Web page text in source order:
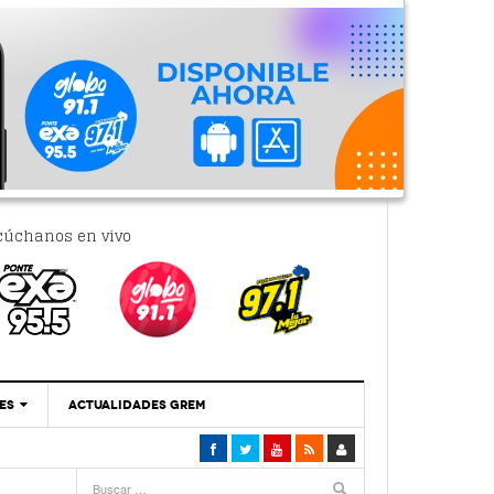
en vivo
‘Se Vale Soñar Con Una Contraloría Ciudadana’
ACTUALIDADES GREM